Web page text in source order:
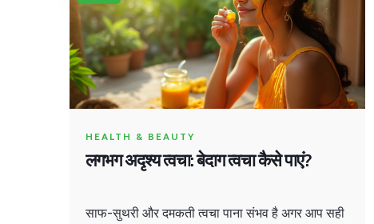
HEALTH & BEAUTY
लगभग अदृश्य त्वचा: बेदाग त्वचा कैसे पाएं?
साफ-सुथरी और दमकती त्वचा पाना संभव है अगर आप सही